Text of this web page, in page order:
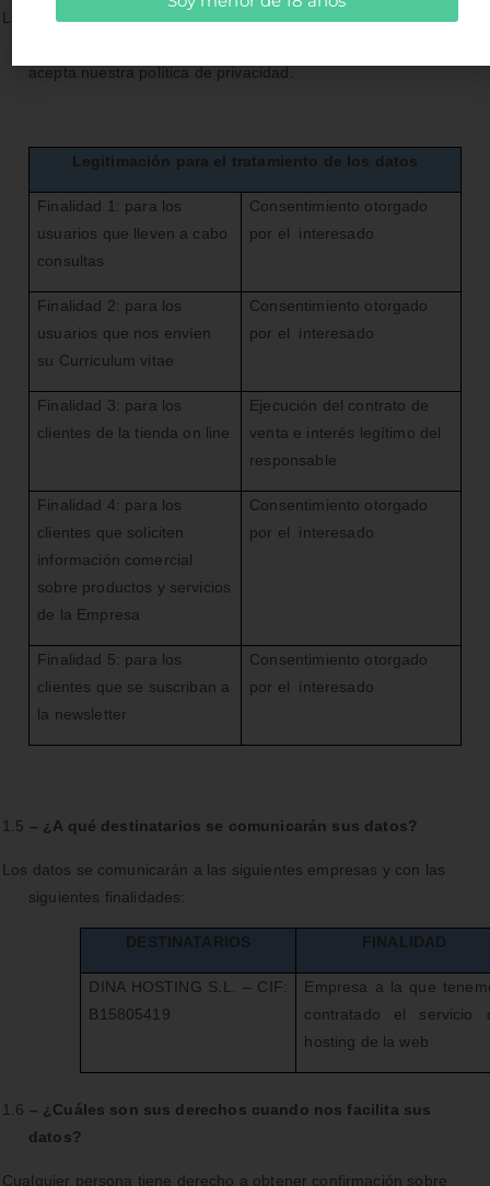
La base legal para el tratamiento de sus datos es el
acepta nuestra política de privacidad.
Legitimación para el tratamiento de los datos
Finalidad 1: para los
usuarios que lleven a cabo
consultas
Consentimiento otorgado
por el interesado
Finalidad 2: para los
usuarios que nos envíen
su Curriculum vitae
Consentimiento otorgado
por el interesado
Finalidad 3: para los
clientes de la tienda on line
Ejecución del contrato de
venta e interés legítimo del
responsable
Finalidad 4: para los
clientes que soliciten
información comercial
sobre productos y servicios
de la Empresa
Consentimiento otorgado
por el interesado
Finalidad 5: para los
clientes que se suscriban a
la newsletter
Consentimiento otorgado
por el interesado
1.5 – ¿A qué destinatarios se comunicarán sus datos?
Los datos se comunicarán a las siguientes empresas y con las
siguientes finalidades:
DESTINATARIOS FINALIDAD
DINA HOSTING S.L. – CIF:
B15805419
Empresa a la que
contratado el servicio
hosting de la web
1.6 – ¿Cuáles son sus derechos cuando nos facilita sus
datos?
Cualquier persona tiene derecho a obtener confirmación sobre